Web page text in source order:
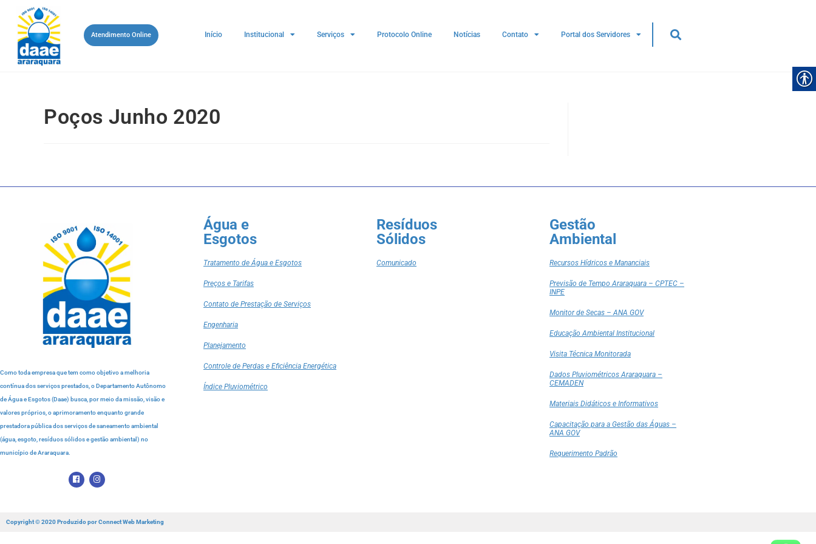
Atendimento Online Início Institucional Serviços Protocolo Online Notícias Contato Portal dos Servidores
Poços Junho 2020
Como toda empresa que tem como objetivo a melhoria
contínua dos serviços prestados, o Departamento Autônomo
de Água e Esgotos (Daae) busca, por meio da missão, visão e
valores próprios, o aprimoramento enquanto grande
prestadora pública dos serviços de saneamento ambiental
(água, esgoto, resíduos sólidos e gestão ambiental) no
município de Araraquara.
Água e
Esgotos
Tratamento de Água e Esgotos
Preços e Tarifas
Contato de Prestação de Serviços
Engenharia
Planejamento
Controle de Perdas e Eficiência Energética
Índice Pluviométrico
Resíduos
Sólidos
Comunicado
Gestão
Ambiental
Recursos Hídricos e Mananciais
Previsão de Tempo Araraquara – CPTEC –
INPE
Monitor de Secas – ANA GOV
Educação Ambiental Institucional
Visita Técnica Monitorada
Dados Pluviométricos Araraquara –
CEMADEN
Materiais Didáticos e Informativos
Capacitação para a Gestão das Águas –
ANA GOV
Requerimento Padrão
Copyright © 2020 Produzido porConnect Web Marketing